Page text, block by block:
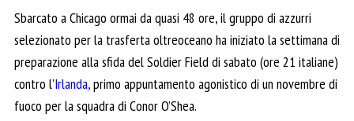
Sbarcato a Chicago ormai da quasi 48 ore, il gruppo di azzurri
selezionato per la trasferta oltreoceano ha iniziato la settimana di
preparazione alla sfida del Soldier Field di sabato (ore 21 italiane)
contro l’Irlanda,primo appuntamento agonistico di un novembre di
fuoco per la squadra di Conor O’Shea.